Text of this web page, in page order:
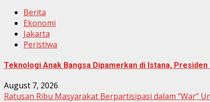
Berita
Ekonomi
Jakarta
Peristiwa
Teknologi Anak Bangsa Dipamerkan di Istana,
August 7, 2026
Ratusan Ribu Masyarakat Berpartisipasi dalam “War”